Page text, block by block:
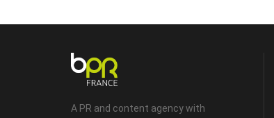
A PR and content agency with